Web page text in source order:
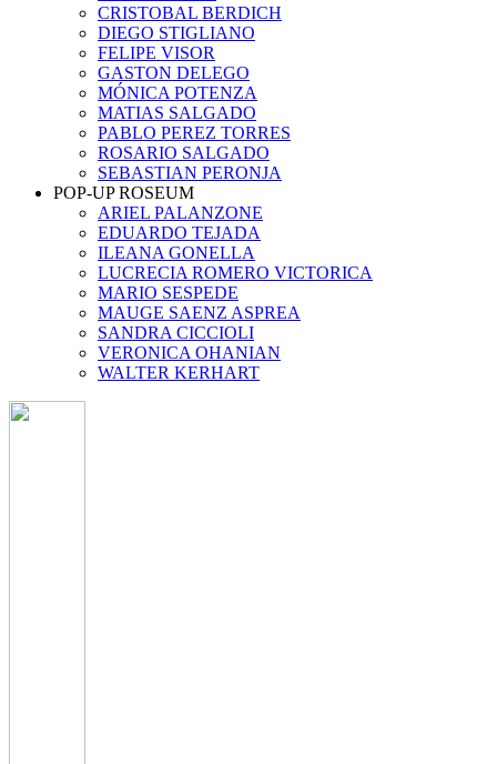
CRISTOBAL BERDICH
DIEGO STIGLIANO
FELIPE VISOR
GASTON DELEGO
MÓNICA POTENZA
MATIAS SALGADO
PABLO PEREZ TORRES
ROSARIO SALGADO
SEBASTIAN PERONJA
POP-UP ROSEUM
ARIEL PALANZONE
EDUARDO TEJADA
ILEANA GONELLA
LUCRECIA ROMERO VICTORICA
MARIO SESPEDE
MAUGE SAENZ ASPREA
SANDRA CICCIOLI
VERONICA OHANIAN
WALTER KERHART